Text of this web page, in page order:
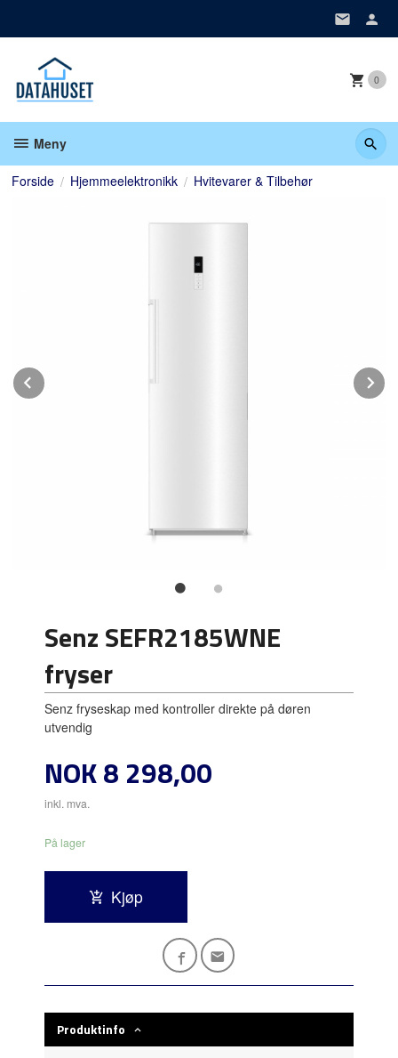
0
Meny
Forside Hjemmeelektronikk Hvitevarer & Tilbehør
Prev
Senz SEFR2185WNE
fryser
Senz fryseskap med kontroller direkte på døren
utvendig
Pris
NOK8 298,00
inkl. mva.
På lager
Kjøp
Produktinfo